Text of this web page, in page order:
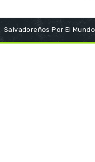
Salvadoreños Por El Mundo